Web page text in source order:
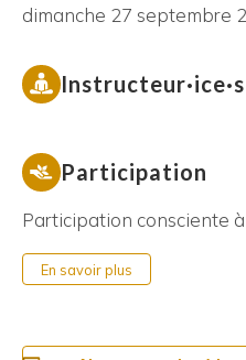
dimanche 27 septembre
Instructeur·ice·s
Participation
Participation consciente à
En savoir plus